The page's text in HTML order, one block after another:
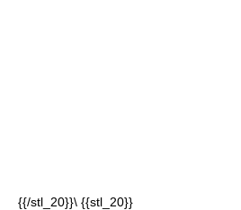
{{/stl_20}}\ {{stl_20}}